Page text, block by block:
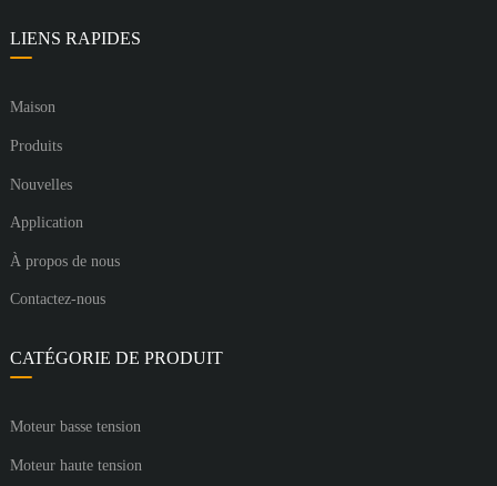
LIENS RAPIDES
Maison
Produits
Nouvelles
Application
À propos de nous
Contactez-nous
CATÉGORIE DE PRODUIT
Moteur basse tension
Moteur haute tension